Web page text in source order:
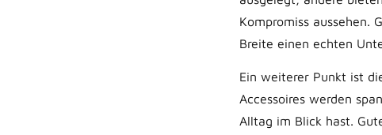
Kompromiss aussehen.
Breite einen echten
Ein weiterer Punkt ist
Accessoires werden
Alltag im Blick hast.